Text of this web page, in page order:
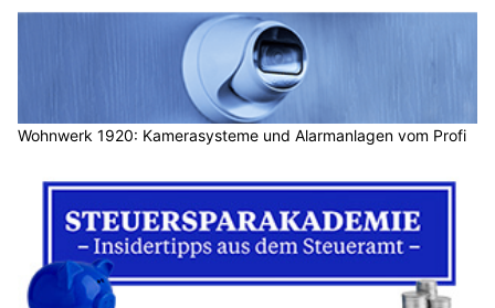
Wohnwerk 1920: Kamerasysteme und Alarmanlagen vom Profi